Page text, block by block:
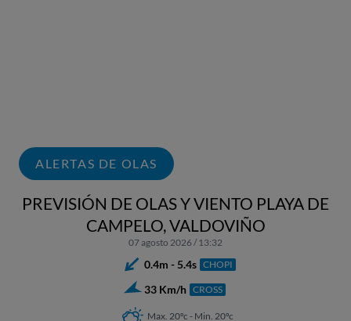
ALERTAS DE OLAS
PREVISIÓN DE OLAS Y VIENTO PLAYA DE
CAMPELO, VALDOVIÑO
07 agosto 2026 / 13:32
0.4m - 5.4s CHOPI
33 Km/h CROSS
Max. 20ºc - Min. 20ºc